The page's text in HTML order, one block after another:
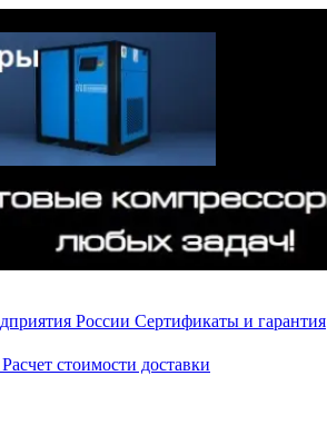
России Сертификаты и гарантия
Расчет стоимости доставки